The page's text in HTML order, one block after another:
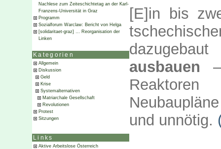
Nachlese zum Zeiteschichtetag an der Karl-
Franzens-Universität in Graz
Programm
Sozialforum Warclaw: Bericht von Helga
[solidaritaet-graz] … Reorganisation der
Linken
Kategorien
Allgemein
Diskussion
Geld
Krise
Systemalternativen
Matriarchale Gesellschaft
Revolutionen
Protest
Sitzungen
Links
Aktive Arbeitslose Österreich
[E]in bis
ausbauen
und unnötig.